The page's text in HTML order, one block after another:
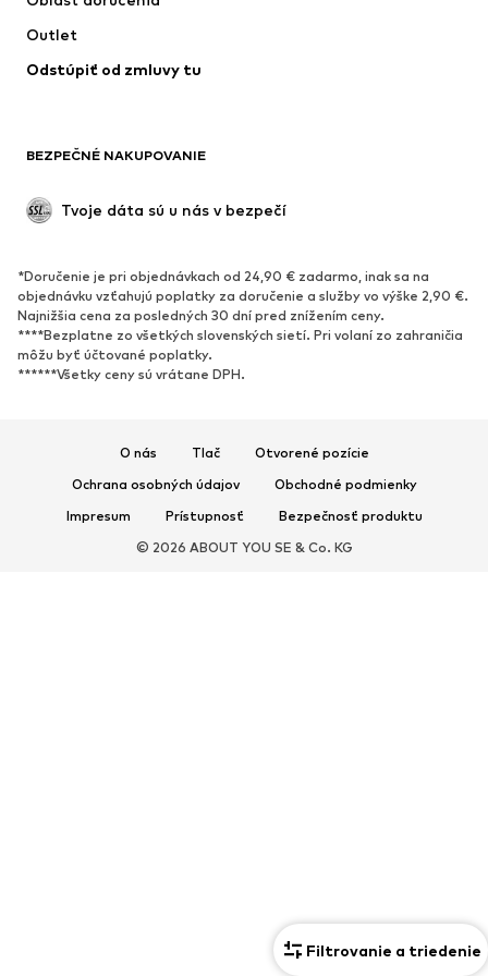
Filtrovanie a triedenie
Outlet
Odstúpiť od zmluvy tu
BEZPEČNÉ NAKUPOVANIE
Tvoje dáta sú u nás v bezpečí
*Doručenie je pri objednávkach od 24,90 € zadarmo, inak sa na
objednávku vzťahujú poplatky za doručenie a služby vo výške 2,90 €.
Najnižšia cena za posledných 30 dní pred znížením ceny.
****Bezplatne zo všetkých slovenských sietí. Pri volaní zo zahraničia
môžu byť účtované poplatky.
******Všetky ceny sú vrátane DPH.
O nás Tlač
Otvorené pozície
Ochrana osobných údajov
Obchodné podmienky
Impresum
Prístupnosť
Bezpečnosť produktu
© 2026 ABOUT YOU SE & Co. KG